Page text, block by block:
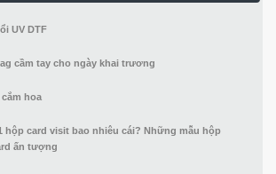
UV DTF
cầm tay cho ngày khai trương
hoa
hộp card visit bao nhiêu cái? Những mẫu hộp
ấn tượng